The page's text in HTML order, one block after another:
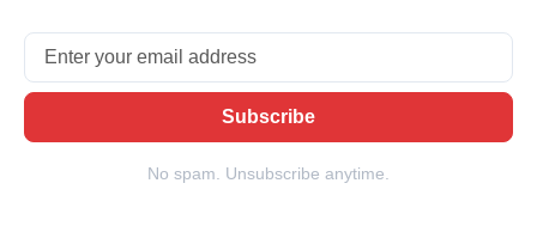
Subscribe
No spam. Unsubscribe anytime.